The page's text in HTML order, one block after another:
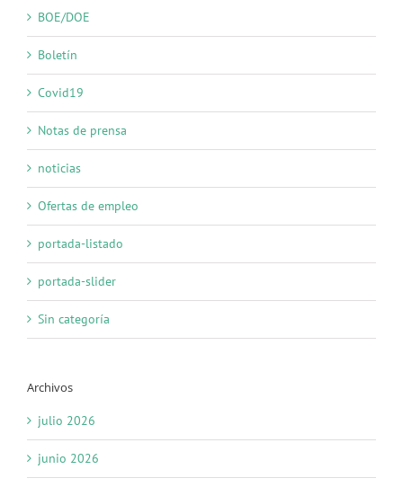
BOE/DOE
Boletín
Covid19
Notas de prensa
noticias
Ofertas de empleo
portada-listado
portada-slider
Sin categoría
Archivos
julio 2026
junio 2026